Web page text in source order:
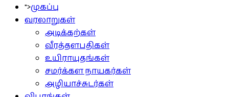
">முகப்பு
வரலாறுகள்
அடிக்கற்கள்
வீரத்தளபதிகள்
உயிராயுதங்கள்
சமர்க்கள நாயகர்கள்
அழியாச்சுடர்கள்